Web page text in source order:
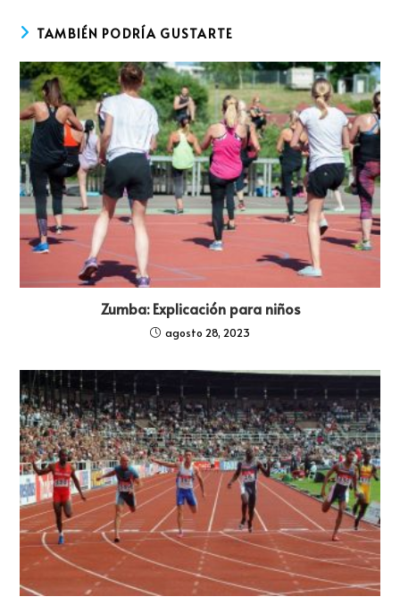
TAMBIÉN PODRÍA GUSTARTE
Zumba: Explicación para niños
agosto 28, 2023